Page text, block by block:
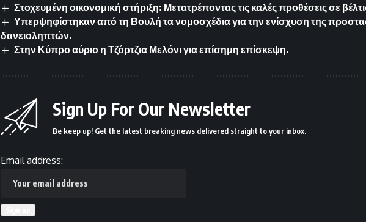
Στοχευμένη οικονομική στήριξη: Μετατρέποντας τις καλές προθέσεις σε
Υπερψηφίστηκαν από τη Βουλή τα νομοσχέδια για την ενίσχυση της
δανειοληπτών.
Στην Κύπρο αύριο η Τζόρτζια Μελόνι για επίσημη επίσκεψη.
Sign Up For Our Newsletter
Be keep up! Get the latest breaking news delivered straight to your inbox.
Email address: